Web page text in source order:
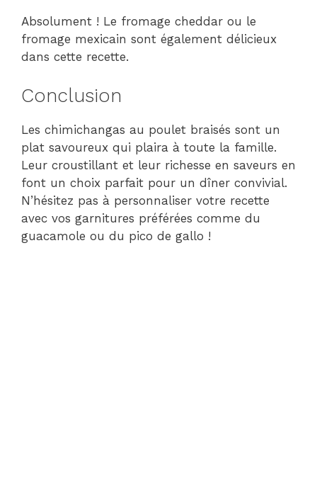
Absolument ! Le fromage cheddar ou le
fromage mexicain sont également délicieux
dans cette recette.
Conclusion
Les chimichangas au poulet braisés sont un
plat savoureux qui plaira à toute la famille.
Leur croustillant et leur richesse en saveurs en
font un choix parfait pour un dîner convivial.
N’hésitez pas à personnaliser votre recette
avec vos garnitures préférées comme du
guacamole ou du pico de gallo !